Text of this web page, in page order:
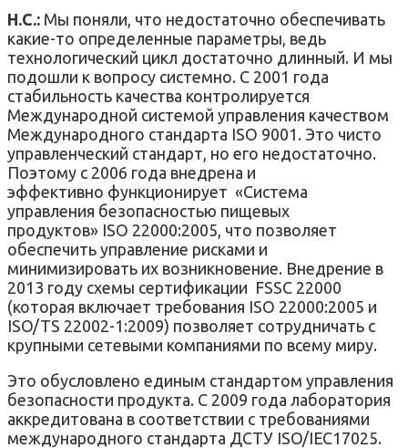
Н.С.: Мы поняли, что недостаточно обеспечивать
какие-то определенные параметры, ведь
технологический цикл достаточно длинный. И мы
подошли к вопросу системно. С 2001 года
стабильность качества контролируется
Международной системой управления качеством
Международного стандарта ISO 9001. Это чисто
управленческий стандарт, но его недостаточно.
Поэтому с 2006 года внедрена и
эффективно функционирует «Система
управления безопасностью пищевых
продуктов» ISO 22000:2005, что позволяет
обеспечить управление рисками и
минимизировать их возникновение. Внедрение в
2013 году схемы сертификации FSSC 22000
(которая включает требования ISO 22000:2005 и
ISO/TS 22002-1:2009) позволяет сотрудничать с
крупными сетевыми компаниями по всему миру.
Это обусловлено единым стандартом управления
безопасности продукта. С 2009 года лаборатория
аккредитована в соответствии с требованиями
международного стандарта ДСТУ ISO/IEC17025.